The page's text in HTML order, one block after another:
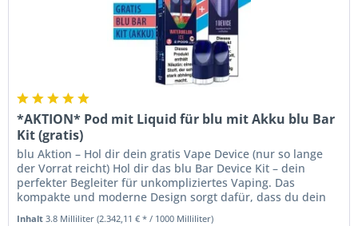
*AKTION* Pod mit Liquid für blu mit Akku blu Bar
Kit (gratis)
blu Aktion – Hol dir dein gratis Vape Device (nur so lange
der Vorrat reicht) Hol dir das blu Bar Device Kit – dein
perfekter Begleiter für unkompliziertes Vaping. Das
kompakte und moderne Design sorgt dafür, dass du dein
Dampferlebnis...
Inhalt3.8 Milliliter(2.342,11 € * / 1000 Milliliter)